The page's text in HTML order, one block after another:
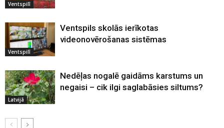
Ventspilī
Ventspilī
Ventspils skolās ierīkotas
videonovērošanas sistēmas
Latvijā
Nedēļas nogalē gaidāms karstums un
negaisi – cik ilgi saglabāsies siltums?